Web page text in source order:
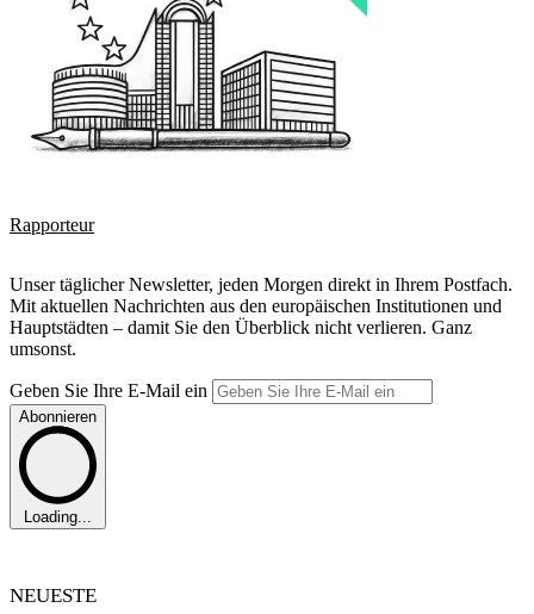
Rapporteur
Unser täglicher Newsletter, jeden Morgen direkt in Ihrem Postfach.
Mit aktuellen Nachrichten aus den europäischen Institutionen und
Hauptstädten – damit Sie den Überblick nicht verlieren. Ganz
umsonst.
Geben Sie Ihre E-Mail ein
Abonnieren
Loading...
NEUESTE